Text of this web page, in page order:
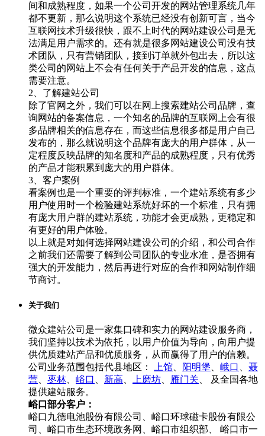
间和成熟程度，如果一个公司开发的网站管理系统几年
都不更新，那么说明这个系统已经没有创新可言，当今
互联网技术升级很快，跟不上时代的网站建设公司是无
法满足用户需求的。还有就是很多网站建设公司没有技
术团队，只有营销团队，接到订单就外包出去，所以这
类公司的网站上不会有任何关于产品开发的信息，这点
需要注意。
2、了解建站公司
除了官网之外，我们可以在网上搜索建站公司品牌，查
询网站的备案信息，一个知名的品牌的互联网上会有很
多品牌相关的信息存在，而这些信息很多都是用户自己
发布的，那么就说明这个品牌有庞大的用户群体，从一
定程度反映品牌的知名度和产品的成熟程度，只有优秀
的产品才能积累到庞大的用户群体。
3、客户案例
看案例也是一个重要的评判标准，一个建站系统有多少
用户使用时一个检验建站系统好坏的一个标准，只有拥
有庞大用户群的建站系统，功能才会更成熟，更稳定和
有更好的用户体验。
以上就是对如何选择网站建设公司的介绍，和公司合作
之前我们还需要了解到公司团队的专业水准，是否拥有
强大的开发能力，然后再进行对应的合作和网站制作细
节商讨。
关于我们
微众建站公司是一家集口碑和实力的网站建设服务商，
我们坚持以技术为依托，以用户价值为导向，向用户提
供优质建站产品和优质服务，从而赢得了用户的信赖。
公司业务范围包括代县地区： 上馆、 阳明堡、 峨口 、 聂
营、 枣林、 峪口 、 新高、 上磨坊、 雁门关、
及全国各地
提供建站服务。
峪口部分客户：
峪口九德电池股份有限公司、峪口环球磁卡股份有限公
司、峪口市生态环境政务网、峪口市组织部、 峪口市一